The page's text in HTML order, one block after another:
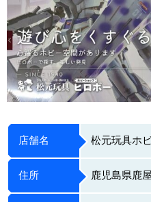
店舗名 松元玩具ホ
住所 鹿児島県鹿